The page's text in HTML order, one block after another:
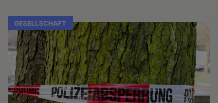
GESELLSCHAFT